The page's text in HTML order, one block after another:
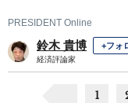
PRESIDENT Online
鈴木 貴博 +フォ
経済評論家
1